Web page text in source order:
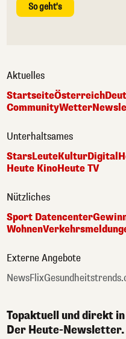
So geht's
Aktuelles
StartseiteÖsterreich
CommunityWetter
Unterhaltsames
StarsLeuteKulturDigital
Heute KinoHeute TV
Nützliches
Sport Datencenter
Wohnen
Externe Angebote
NewsFlix
Topaktuell und direkt
Der Heute-Newsletter.